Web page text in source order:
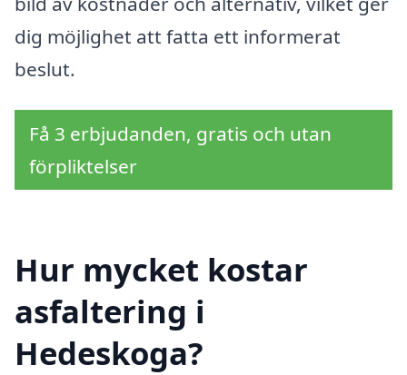
dig möjlighet att fatta ett informerat
beslut.
Få 3 erbjudanden, gratis och utan
förpliktelser
Hur mycket kostar
asfaltering i
Hedeskoga?